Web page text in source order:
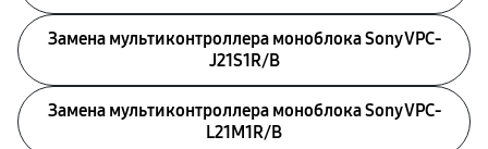
Замена мультиконтроллера моноблока Sony VPC-
J21S1R/B
Замена мультиконтроллера моноблока Sony VPC-
L21M1R/B